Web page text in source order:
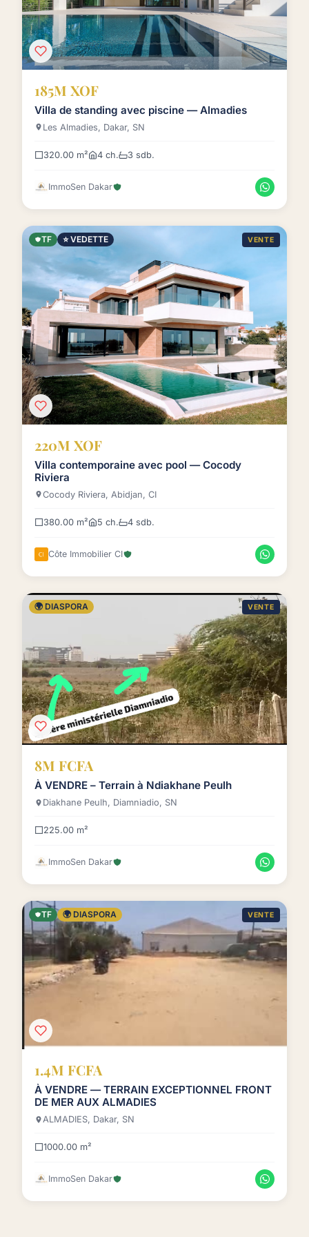
185M XOF
Villa de standing avec piscine — Almadies
Les Almadies, Dakar, SN
320.00 m² 4 ch. 3 sdb.
ImmoSen Dakar
TF ⭐ VEDETTE VENTE
220M XOF
Villa contemporaine avec pool — Cocody
Riviera
Cocody Riviera, Abidjan, CI
380.00 m² 5 ch. 4 sdb.
Côte Immobilier CI
🌍 DIASPORA VENTE
8M FCFA
À VENDRE – Terrain à Ndiakhane Peulh
Diakhane Peulh, Diamniadio, SN
225.00 m²
ImmoSen Dakar
TF 🌍 DIASPORA VENTE
1.4M FCFA
À VENDRE — TERRAIN EXCEPTIONNEL FRONT
DE MER AUX ALMADIES
ALMADIES, Dakar, SN
1000.00 m²
ImmoSen Dakar